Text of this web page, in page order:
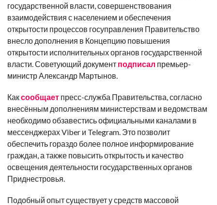
государственной власти, совершенствования
взаимодействия с населением и обеспечения
открытости процессов госуправления Правительство
внесло дополнения в Концепцию повышения
открытости исполнительных органов государственной
власти. Советующий документ подписал премьер-
министр Александр Мартынов.
Каксообщает пресс-служба Правительства, согласно
внесённым дополнениям министерствам и ведомствам
необходимо обзавестись официальными каналами в
мессенджерах Viber и Telegram. Это позволит
обеспечить гораздо более полное информирование
граждан, а также повысить открытость и качество
освещения деятельности государственных органов
Приднестровья.
Подобный опыт существует у средств массовой